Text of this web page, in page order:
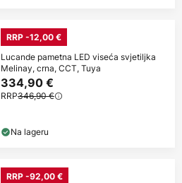
RRP -12,00 €
Lucande pametna LED viseća svjetiljka
Melinay, crna, CCT, Tuya
334,90 €
RRP346,90 €
Na lageru
RRP -92,00 €